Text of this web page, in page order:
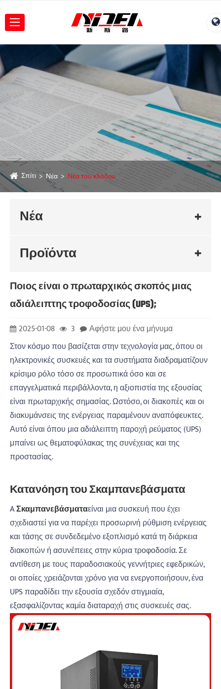
Σπίτι Νέα Νέα του κλάδου
Νέα
Προϊόντα
Ποιος είναι ο πρωταρχικός σκοπός μιας
αδιάλειπτης τροφοδοσίας (UPS);
2025-01-08 3
Αφήστε μου ένα μήνυμα
Στον κόσμο που βασίζεται στην τεχνολογία μας, όπου οι
ηλεκτρονικές συσκευές και τα συστήματα διαδραματίζουν
κρίσιμο ρόλο τόσο σε προσωπικά όσο και σε
επαγγελματικά περιβάλλοντα, η αξιοπιστία της εξουσίας
είναι πρωταρχικής σημασίας. Ωστόσο, οι διακοπές και οι
διακυμάνσεις της ενέργειας παραμένουν αναπόφευκτες.
Αυτό είναι όπου μια αδιάλειπτη παροχή ρεύματος (UPS)
μπαίνει ως θεματοφύλακας της συνέχειας και της
προστασίας.
Κατανόηση του Σκαμπανεβάσματα
AΣκαμπανεβάσματαείναι μια συσκευή που έχει
σχεδιαστεί για να παρέχει προσωρινή ρύθμιση ενέργειας
και τάσης σε συνδεδεμένο εξοπλισμό κατά τη διάρκεια
διακοπών ή ασυνέπειες στην κύρια τροφοδοσία. Σε
αντίθεση με τους παραδοσιακούς γεννήτριες εφεδρικών,
οι οποίες χρειάζονται χρόνο για να ενεργοποιήσουν, ένα
UPS παραδίδει την εξουσία σχεδόν στιγμιαία,
εξασφαλίζοντας καμία διαταραχή στις συσκευές σας.